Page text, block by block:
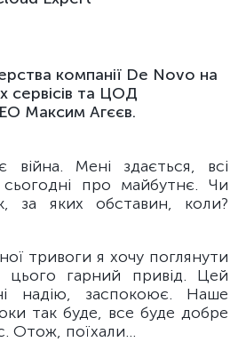
компанії De Novo на
сервісів та ЦОД
Максим Агєєв.
війна. Мені здається, всі
сьогодні про майбутнє. Чи
за яких обставин, коли?
тривоги я хочу поглянути
гарний привід. Цей
надію, заспокоює. Наше
так буде, все буде добре
Отож, поїхали…